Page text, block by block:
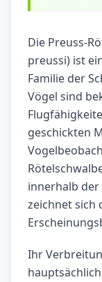
Die Preuss-
preussi) ist
Familie der
Vögel sind
geschickten
innerhalb
zeichnet sich
Ihr